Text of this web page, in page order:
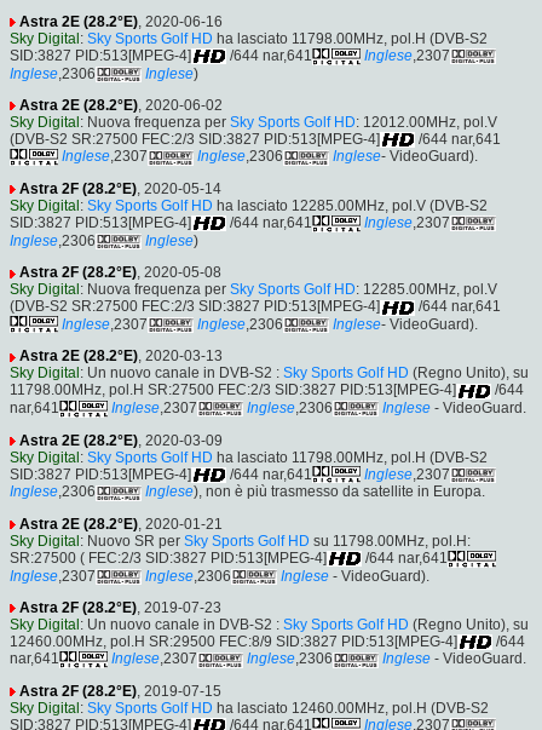
Astra 2E (28.2°E), 2020-06-16
Sky Digital: Sky Sports Golf HD ha lasciato 11798.00MHz, pol.H (DVB-S2
SID:3827 PID:513[MPEG-4]
/644 nar,641 Inglese,2307
Inglese ,2306 Inglese)
Astra 2E (28.2°E), 2020-06-02
Sky Digital : Nuova frequenza per Sky Sports Golf HD: 12012.00MHz, pol.V
(DVB-S2 SR:27500 FEC:2/3 SID:3827 PID:513[MPEG-4]
/644 nar,641
Inglese,2307 Inglese,2306 Inglese- VideoGuard).
Astra 2F (28.2°E), 2020-05-14
Sky Digital : Sky Sports Golf HD ha lasciato 12285.00MHz, pol.V (DVB-S2
SID:3827 PID:513[MPEG-4]
/644 nar,641 Inglese,2307
Inglese,2306 Inglese)
Astra 2F (28.2°E), 2020-05-08
Sky Digital : Nuova frequenza per Sky Sports Golf HD: 12285.00MHz, pol.V
(DVB-S2 SR:27500 FEC:2/3 SID:3827 PID:513[MPEG-4]
/644 nar,641
Inglese ,2307 Inglese ,2306 Inglese- VideoGuard).
Astra 2E (28.2°E), 2020-03-13
Sky Digital : Un nuovo canale in DVB-S2 : Sky Sports Golf HD (Regno Unito), su
11798.00MHz, pol.H SR:27500 FEC:2/3 SID:3827 PID:513[MPEG-4]
/644
nar,641
Inglese ,2307 Inglese ,2306 Inglese - VideoGuard.
Astra 2E (28.2°E) , 2020-03-09
Sky Digital: Sky Sports Golf HD ha lasciato 11798.00MHz, pol.H (DVB-S2
SID:3827 PID:513[MPEG-4]
/644 nar,641 Inglese ,2307
Inglese,2306 Inglese), non è più trasmesso da satellite in Europa.
Astra 2E (28.2°E) , 2020-01-21
Sky Digital: Nuovo SR per Sky Sports Golf HD su 11798.00MHz, pol.H:
SR:27500 ( FEC:2/3 SID:3827 PID:513[MPEG-4]
/644 nar,641
Inglese ,2307 Inglese ,2306 Inglese - VideoGuard).
Astra 2F (28.2°E), 2019-07-23
Sky Digital : Un nuovo canale in DVB-S2 : Sky Sports Golf HD (Regno Unito), su
12460.00MHz, pol.H SR:29500 FEC:8/9 SID:3827 PID:513[MPEG-4]
/644
nar,641
Inglese,2307 Inglese,2306 Inglese - VideoGuard.
Astra 2F (28.2°E), 2019-07-15
Sky Digital : Sky Sports Golf HD ha lasciato 12460.00MHz, pol.H (DVB-S2
SID:3827 PID:513[MPEG-4]
/644 nar,641 Inglese,2307